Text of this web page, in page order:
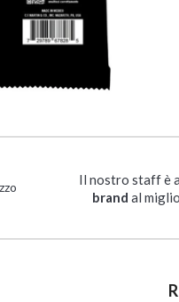
Il nostro staff è
brand al